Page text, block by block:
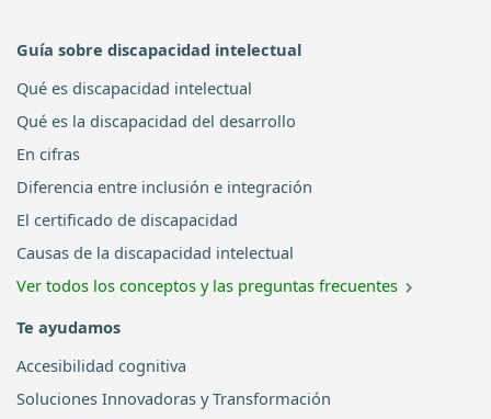
Guía sobre discapacidad intelectual
Qué es discapacidad intelectual
Qué es la discapacidad del desarrollo
En cifras
Diferencia entre inclusión e integración
El certificado de discapacidad
Causas de la discapacidad intelectual
Ver todos los conceptos y las preguntas frecuentes
Te ayudamos
Accesibilidad cognitiva
Soluciones Innovadoras y Transformación